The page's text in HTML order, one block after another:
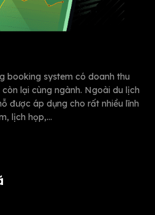
booking system có doanh thu
lại cùng ngành. Ngoài du lịch
được áp dụng cho rất nhiều lĩnh
lịch họp,…